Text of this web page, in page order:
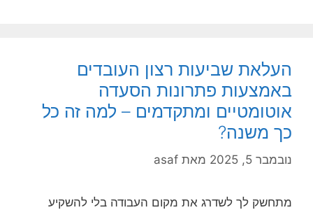
העלאת שביעות רצון העובדים
באמצעות פתרונות הסעדה
אוטומטיים ומתקדמים – למה זה כל
כך משנה?
נובמבר 5, 2025 מאת asaf
מתחשק לך לשדרג את מקום העבודה בלי להשקיע